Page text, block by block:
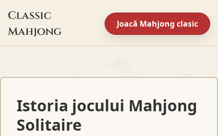
Classic
Mahjong
Joacă Mahjong clasic
Istoria jocului Mahjong
Solitaire